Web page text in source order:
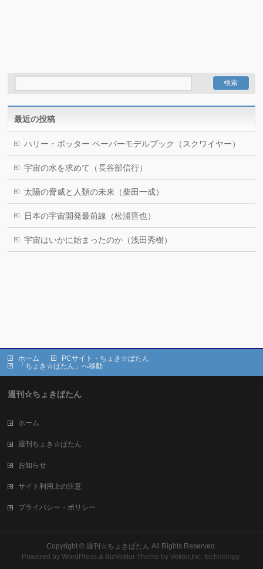
最近の投稿
ハリー・ポッター ペーパーモデルブック（スクワイヤー）
宇宙の水を求めて（長谷部信行）
太陽の脅威と人類の未来（柴田一成）
日本の宇宙開発最前線（松浦晋也）
宇宙はいかに始まったのか（浅田秀樹）
ホーム
PCサイト・ちょき☆ぱたん
「ちょき☆ぱたん」へ移動
週刊☆ちょきぱたん
ホーム
週刊ちょき☆ぱたん
お知らせ
サイト利用上の注意
プライバシー・ポリシー
Copyright © 週刊☆ちょきぱたん All Rights Reserved.
Powered byWordPress & BizVektor Theme by Vektor,Inc. technology.